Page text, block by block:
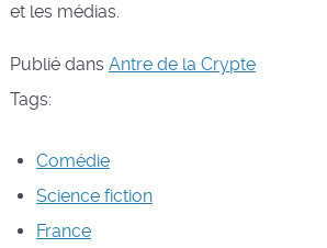
et les médias.
Publié dans Antre de la Crypte
Tags:
Comédie
Science fiction
France